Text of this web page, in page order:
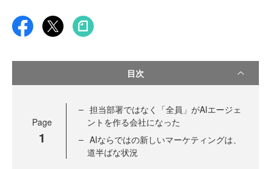
目次
Page
1
担当部署ではなく「全員」がAIエージェ
ントを作る会社になった
AIならではの新しいマーケティングは、
道半ばな状況